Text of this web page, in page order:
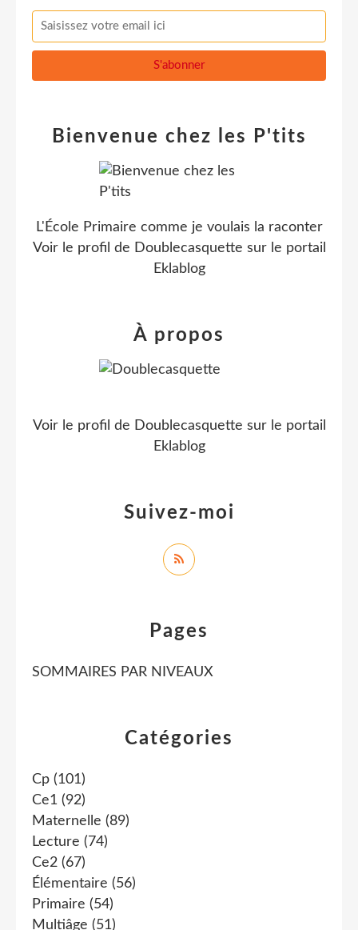
Catégories
Cp (101)
Ce1 (92)
Maternelle (89)
Lecture (74)
Ce2 (67)
Élémentaire (56)
Primaire (54)
Multiâge (51)
Pages
SOMMAIRES PAR NIVEAUX
Bienvenue chez les P'tits
L'École Primaire comme je voulais la raconter
Voir le profil de Doublecasquette sur le portail
Eklablog
Suivez-moi
À propos
Voir le profil de Doublecasquette sur le portail
Eklablog